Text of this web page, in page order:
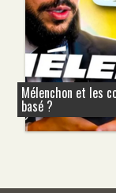
Mélenchon et les
basé ?